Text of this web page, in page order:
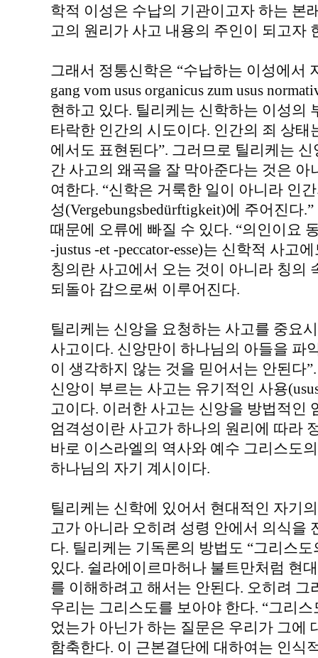
학적 이성은 수납의 기관이고자 하는 본
고의 원리가 사고 내용의 주인이 되고자
그래서 정통신학은 “수납하는 이성에서
gang vom usus organicus zum usus
현하고 있다. 틸리케는 신학하는 이성의
타락한 인간의 시도이다. 인간의 죄 상
에서도 표현된다”. 그러므로 틸리케는
간 사고의 왜곡을 잘 막아준다는 것은
여한다. “신학은 거룩한 일이 아니라 인
성(Vergebungsbedürftigkeit)에 주어진다
때문에 오류에 빠질 수 있다. “의인이요
-justus -et -peccator-esse)는 신학적 사고
칭의란 사고에서 오는 것이 아니라 칭의
되돌아 감으로써 이루어진다.
틸리케는 신앙을 요청하는 사고를 중요
사고이다. 신앙만이 하나님의 아들을 파
이 생각하지 않는 것을 믿어서는 안된다
신앙이 부르는 사고는 유기적인 사용
고이다. 이러한 사고는 신앙을 방법적인
엄격성이란 사고가 하나의 원리에 따라
바로 이스라엘의 역사와 예수 그리스도
하나님의 자기 계시이다.
틸리케는 신학에 있어서 현대적인 자기
고가 아니라 오히려 성령 안에서 의식을
다. 틸리케는 기독론의 방법도 “그리스
있다. 쉴라에이르마허나 불트만처럼 현
를 이해하려고 해서는 안된다. 오히려
우리는 그리스도를 보아야 한다. “그리
었는가 아닌가 하는 질문은 우리가 그에
함축한다. 이 근본결단에 대하여는 인식